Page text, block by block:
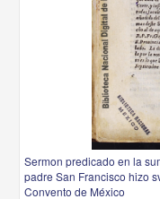
Sermon predicado en la
padre San Francisco hizo
Convento de México